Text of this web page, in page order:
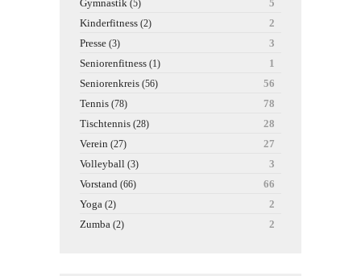
Gymnastik (5)
5
Kinderfitness (2)
2
Presse (3)
3
Seniorenfitness (1)
1
Seniorenkreis (56)
56
Tennis (78)
78
Tischtennis (28)
28
Verein (27)
27
Volleyball (3)
3
Vorstand (66)
66
Yoga (2)
2
Zumba (2) 2